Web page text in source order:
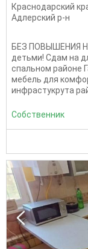
Краснодарский
Адлерский р-н
БЕЗ ПОВЫШЕНИЯ
детьми! Сдам на
спальном районе
мебель для
инфрастукрута
Собственник